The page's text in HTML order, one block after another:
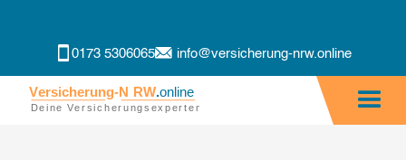
0173 5306065 info@versicherung-nrw.online